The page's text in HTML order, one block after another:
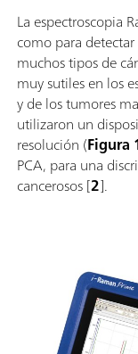
La espectroscopia
como para
muchos tipos de
muy sutiles en los
y de los tumores
utilizaron un
resolución (Figura
PCA, para una
cancerosos [2].